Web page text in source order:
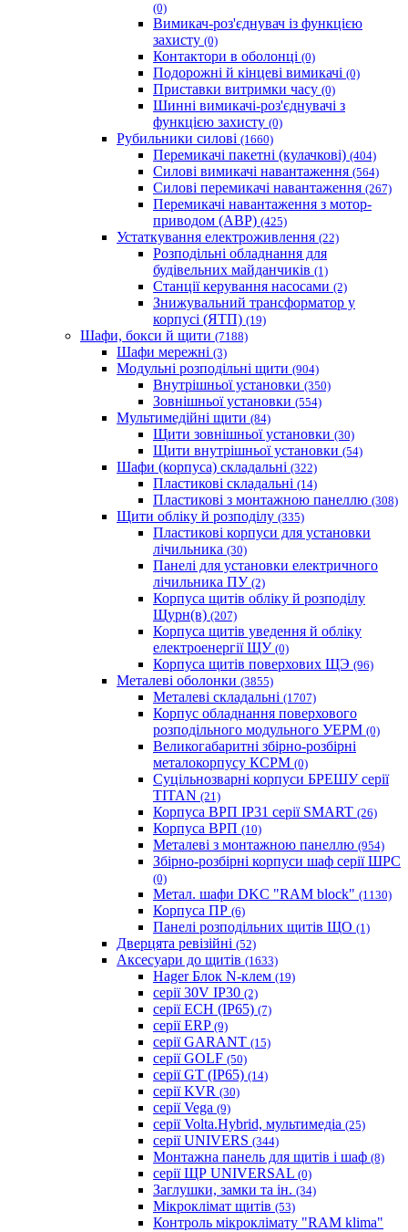
(0)
Вимикач-роз'єднувач із функцією
захисту (0)
Контактори в оболонці (0)
Подорожні й кінцеві вимикачі (0)
Приставки витримки часу (0)
Шинні вимикачі-роз'єднувачі з
функцією захисту (0)
Рубильники силові (1660)
Перемикачі пакетні (кулачкові) (404)
Силові вимикачі навантаження (564)
Cилові перемикачі навантаження (267)
Перемикачі навантаження з мотор-
приводом (АВР) (425)
Устаткування електроживлення (22)
Розподільні обладнання для
будівельних майданчиків (1)
Станції керування насосами (2)
Знижувальний трансформатор у
корпусі (ЯТП) (19)
Шафи, бокси й щити (7188)
Шафи мережні (3)
Модульні розподільні щити (904)
Внутрішньої установки (350)
Зовнішньої установки (554)
Мультимедійні щити (84)
Щити зовнішньої установки (30)
Щити внутрішньої установки (54)
Шафи (корпуса) складальні (322)
Пластикові складальні (14)
Пластикові з монтажною панеллю (308)
Щити обліку й розподілу (335)
Пластикові корпуси для установки
лічильника (30)
Панелі для установки електричного
лічильника ПУ (2)
Корпуса щитів обліку й розподілу
Щурн(в) (207)
Корпуса щитів уведення й обліку
електроенергії ЩУ (0)
Корпуса щитів поверхових ЩЭ (96)
Металеві оболонки (3855)
Металеві складальні (1707)
Корпус обладнання поверхового
розподільного модульного УЕРМ (0)
Великогабаритні збірно-розбірні
металокорпусу КСРМ (0)
Суцільнозварні корпуси БРЕШУ серії
TITAN (21)
Корпуса ВРП IP31 серії SMART (26)
Корпуса ВРП (10)
Металеві з монтажною панеллю (954)
Збірно-розбірні корпуси шаф серії ШРС
(0)
Метал. шафи DKC "RAM block" (1130)
Корпуса ПР (6)
Панелі розподільних щитів ЩО (1)
Дверцята ревізійні (52)
Аксесуари до щитів (1633)
Hager Блок N-клем (19)
серії 30V IP30 (2)
серії ECH (IP65) (7)
серії ERP (9)
серії GARANT (15)
серії GOLF (50)
серії GT (IP65) (14)
серії KVR (30)
серії Vega (9)
серії Volta.Hybrid, мультимедіа (25)
серії UNIVERS (344)
Монтажна панель для щитів і шаф (8)
серії ЩР UNIVERSAL (0)
Заглушки, замки та ін. (34)
Мікроклімат щитів (53)
Контроль мікроклімату "RAM klima"